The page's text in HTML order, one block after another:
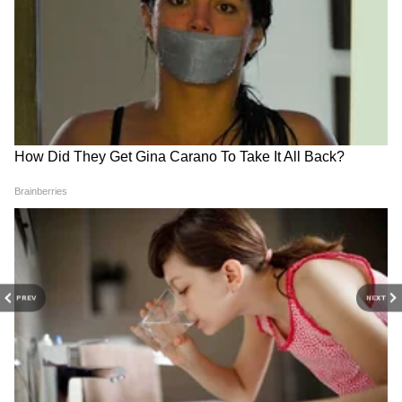
PREV NEXT
(Blepharitis) चं लक्षण असू शकतं.